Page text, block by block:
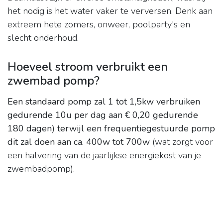
het nodig is het water vaker te verversen. Denk aan
extreem hete zomers, onweer, poolparty's en
slecht onderhoud.
Hoeveel stroom verbruikt een
zwembad pomp?
Een standaard pomp zal 1 tot 1,5kw verbruiken
gedurende 10u per dag aan € 0,20 gedurende
180 dagen) terwijl een frequentiegestuurde pomp
dit zal doen aan ca. 400w tot 700w (wat zorgt voor
een halvering van de jaarlijkse energiekost van je
zwembadpomp).